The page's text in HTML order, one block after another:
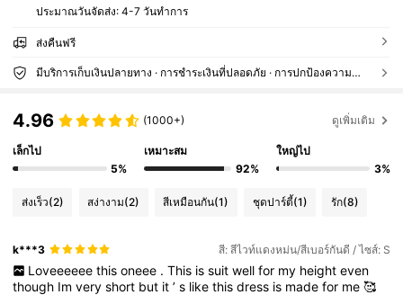
ประมาณวันจัดส่ง: 4-7 วันทำการ
ส่งคืนฟรี
มีบริการเก็บเงินปลายทาง · การชำระเงินที่ปลอดภัย · การปกป้องความเป็นส่วนตัว
4.96 (1000+) ดูเพิ่มเติม
เล็กไป
5%
เหมาะสม
92%
ใหญ่ไป
3%
ส่งเร็ว(2) สง่างาม(2) สีเหมือนกัน(1) ชุดปาร์ตี้(1) รัก(8)
k***3 สี: สีไวท์แดงหม่น/สีเบอร์กันดี / ไซส์: S
Loveeeeee this oneee . This is suit well for my height even
though Imveryshort but it’s likethisdress is madefor me🥰